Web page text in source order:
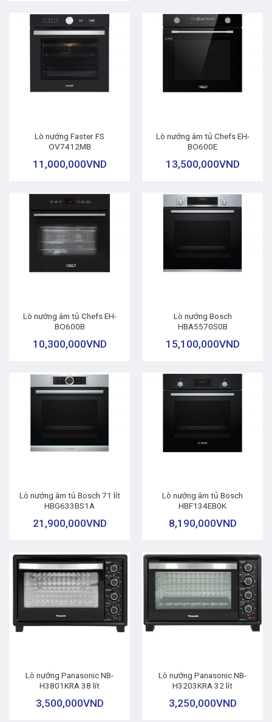
Lò nướng Faster FS
OV7412MB
11,000,000VND
Lò nướng âm tủ Chefs EH-
BO600E
13,500,000VND
Lò nướng âm tủ Chefs EH-
BO600B
10,300,000VND
Lò nướng Bosch
HBA5570S0B
15,100,000VND
Lò nướng âm tủ Bosch 71 lít
HBG633BS1A
21,900,000VND
Lò nướng âm tủ Bosch
HBF134EB0K
8,190,000VND
Lò nướng Panasonic NB-
H3801KRA 38 lít
3,500,000VND
Lò nướng Panasonic NB-
H3203KRA 32 lít
3,250,000VND